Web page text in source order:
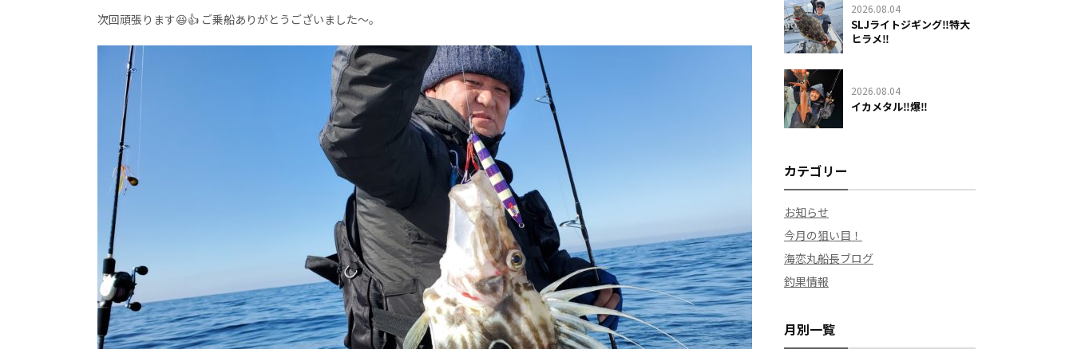
次回頑張ります😆👍 ご乗船ありがとうございました～。
2026.08.04
SLJライトジギング‼️特大
ヒラメ‼️
2026.08.04
イカメタル‼️爆‼️
カテゴリー
お知らせ
今月の狙い目！
海恋丸船長ブログ
釣果情報
月別一覧